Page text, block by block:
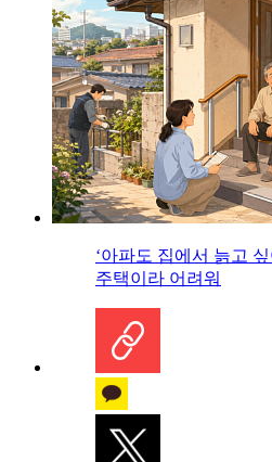
‘아파도 집에서 늙고
주택이라 어려워